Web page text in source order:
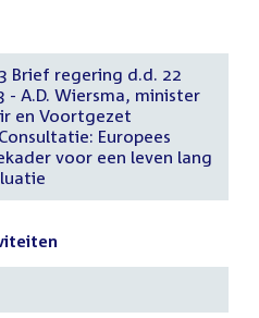
Brief regering d.d. 22
- A.D. Wiersma, minister
en Voortgezet
Europees
voor een leven lang